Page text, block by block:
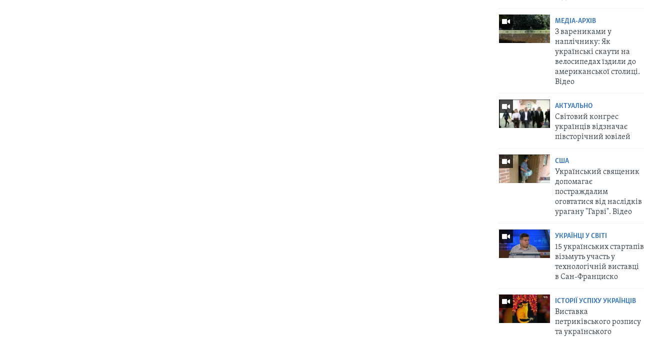
МЕДІА-АРХІВ
З варениками у
наплічнику: Як
українські скаути на
велосипедах їздили до
американської столиці.
Відео
АКТУАЛЬНО
Світовий конгрес
українців відзначає
півсторічний ювілей
США
Український священик
допомагає
постраждалим
оговтатися від наслідків
урагану "Гарві". Відео
УКРАЇНЦІ У СВІТІ
15 українських стартапів
візьмуть участь у
технологічній виставці
в Сан-Франциско
ІСТОРІЇ УСПІХУ УКРАЇНЦІВ
Виставка
петриківського розпису
та українського